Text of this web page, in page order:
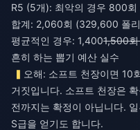
R5 (5개): 최악의 경우 800
합계: 2,060회 (329,600 폴
평균적인 경우: 1,4001,500
흔히 하는 뽑기 예산 실수
오해: 소프트 천장이면 10
거짓입니다. 소프트 천장은
전까지는 확정이 아닙니다.
S급을 얻기도 합니다.